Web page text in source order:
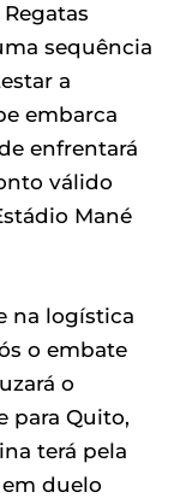
sequência
a
embarca
enfrentará
válido
Mané
na logística
o embate
o
para Quito,
terá pela
duelo